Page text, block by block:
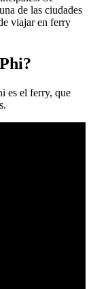
de las ciudades
viajar en ferry
es el ferry, que